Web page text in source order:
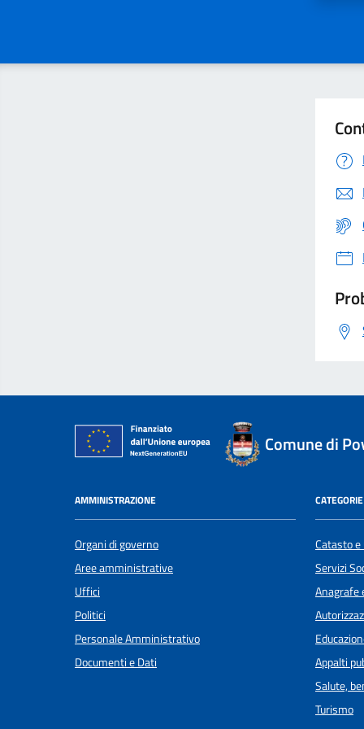
Comune di
AMMINISTRAZIONE
Organi di governo
Aree amministrative
Uffici
Politici
Personale Amministrativo
Documenti e Dati
Catasto
Servizi
Anagrafe
Appalti
Salute,
Turismo